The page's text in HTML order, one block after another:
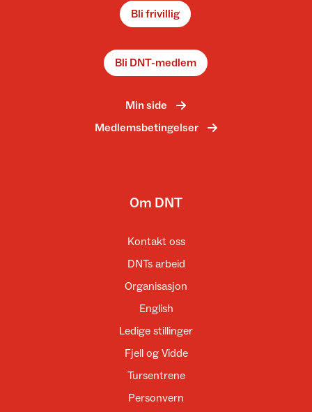
Bli frivillig
Bli DNT-medlem
Min side
Medlemsbetingelser
Om DNT
Kontakt oss
DNTs arbeid
Organisasjon
English
Ledige stillinger
Fjell og Vidde
Tursentrene
Personvern